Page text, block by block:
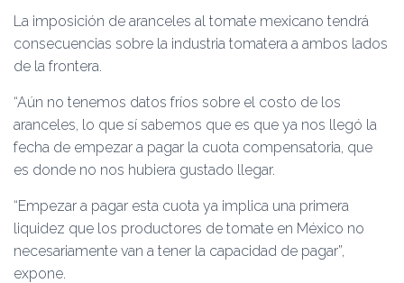
La imposición de aranceles al tomate mexicano tendrá
consecuencias sobre la industria tomatera a ambos lados
de la frontera.
“Aún no tenemos datos fríos sobre el costo de los
aranceles, lo que sí sabemos que es que ya nos llegó la
fecha de empezar a pagar la cuota compensatoria, que
es donde no nos hubiera gustado llegar.
“Empezar a pagar esta cuota ya implica una primera
liquidez que los productores de tomate en México no
necesariamente van a tener la capacidad de pagar”,
expone.